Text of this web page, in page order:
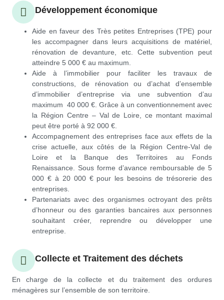
Développement économique
Aide en faveur des Très petites Entreprises (TPE) pour
les accompagner dans leurs acquisitions de matériel,
rénovation de devanture, etc. Cette subvention peut
atteindre 5 000 € au maximum.
Aide à l’immobilier pour faciliter les travaux de
constructions, de rénovation ou d’achat d’ensemble
d’immobilier d’entreprise via une subvention d’au
maximum 40 000 €. Grâce à un conventionnement avec
la Région Centre – Val de Loire, ce montant maximal
peut être porté à 92 000 €.
Accompagnement des entreprises face aux effets de la
crise actuelle, aux côtés de la Région Centre-Val de
Loire et la Banque des Territoires au Fonds
Renaissance. Sous forme d’avance remboursable de 5
000 € à 20 000 € pour les besoins de trésorerie des
entreprises.
Partenariats avec des organismes octroyant des prêts
d’honneur ou des garanties bancaires aux personnes
souhaitant créer, reprendre ou développer une
entreprise.
Collecte et Traitement des déchets
En charge de la collecte et du traitement des ordures
ménagères sur l’ensemble de son territoire.